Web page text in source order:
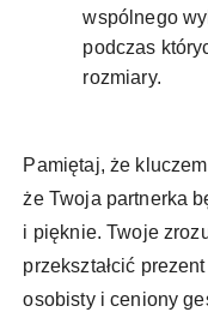
wspólnego
podczas
rozmiary.
Pamiętaj, że
że Twoja partnerka
i pięknie. Twoje
przekształcić
osobisty i ceniony